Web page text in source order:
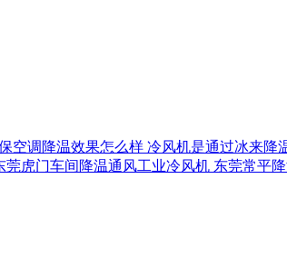
空调降温效果怎么样 冷风机是通过冰来降
莞虎门车间降温通风工业冷风机 东莞常平